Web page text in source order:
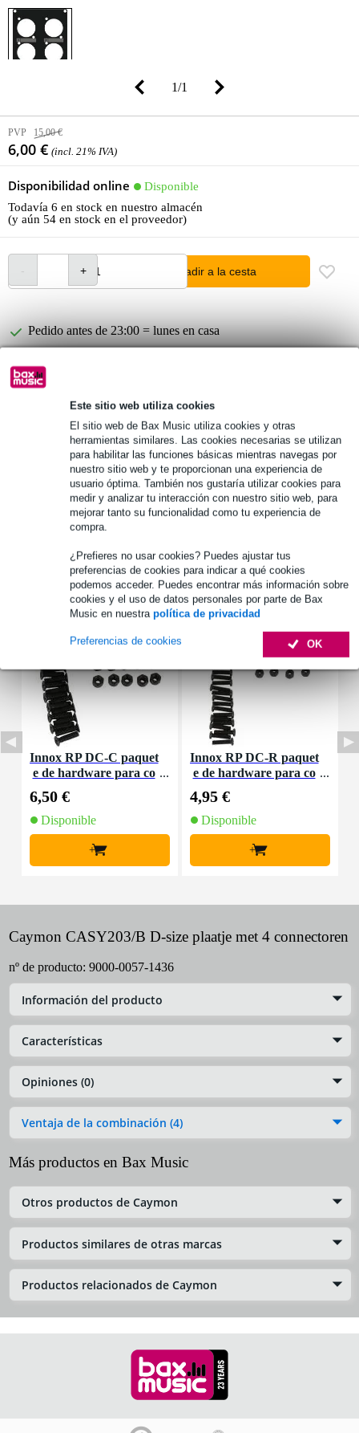
Este sitio web utiliza cookies
El sitio web de Bax Music utiliza cookies y otras
herramientas similares. Las cookies necesarias se utilizan
para habilitar las funciones básicas mientras navegas por
nuestro sitio web y te proporcionan una experiencia de
usuario óptima. También nos gustaría utilizar cookies para
medir y analizar tu interacción con nuestro sitio web, para
mejorar tanto su funcionalidad como tu experiencia de
compra.
¿Prefieres no usar cookies? Puedes ajustar tus
preferencias de cookies para indicar a qué cookies
podemos acceder. Puedes encontrar más información sobre
cookies y el uso de datos personales por parte de Bax
Music en nuestra política de privacidad
OK
Preferencias de cookies
1/1
PVP 15,00 €
6,00 € (incl. 21% IVA)
Disponibilidad online
Disponible
Todavía 6 en stock en nuestro almacén
(y aún 54 en stock en el proveedor)
añadir a la cesta
Pedido antes de 23:00 = lunes en casa
1.250 marcas líderes
Información del producto
Caymon CASY203/B
4 conectores de tamaño D
dos módulos CASY de ancho
Especificaciones completas
Accesorios (29)
Innox RP DC-C paquet
e de hardware para co
6,50 €
Disponible
+
Innox RP DC-R paquet
e de hardware para co
4,95 €
Disponible
+
Caymon CASY203/B D-size plaatje met 4 connectoren
nº de producto: 9000-0057-1436
Información del producto
Características
Opiniones (0)
Ventaja de la combinación (4)
Más productos en Bax Music
Otros productos de Caymon
Productos similares de otras marcas
Productos relacionados de Caymon